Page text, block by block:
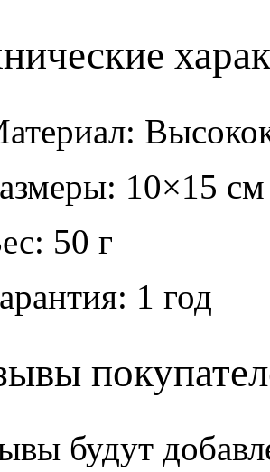
10×15 см
50 г
1 год
будут